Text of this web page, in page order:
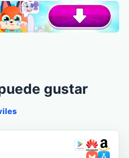
gustar